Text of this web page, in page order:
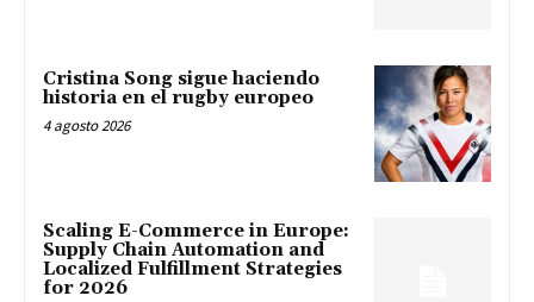
Cristina Song sigue haciendo
historia en el rugby europeo
4 agosto 2026
Scaling E-Commerce in Europe:
Supply Chain Automation and
Localized Fulfillment Strategies
for 2026